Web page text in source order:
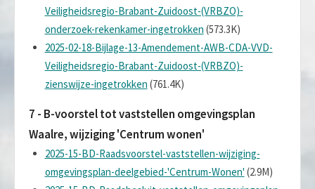
Veiligheidsregio-Brabant-Zuidoost-(VRBZO)-
onderzoek-rekenkamer-ingetrokken (573.3K)
2025-02-18-Bijlage-13-Amendement-AWB-CDA-VVD-
Veiligheidsregio-Brabant-Zuidoost-(VRBZO)-
zienswijze-ingetrokken (761.4K)
7 - B-voorstel tot vaststellen omgevingsplan
Waalre, wijziging 'Centrum wonen'
2025-15-BD-Raadsvoorstel-vaststellen-wijziging-
omgevingsplan-deelgebied-'Centrum-Wonen' (2.9M)